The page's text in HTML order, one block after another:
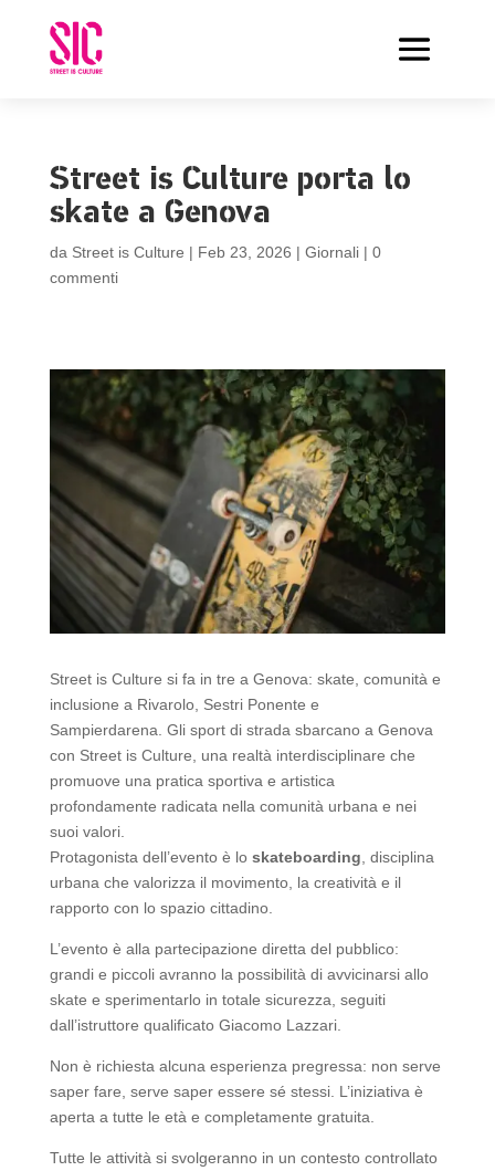
Street is Culture porta lo
skate a Genova
da Street is Culture | Feb 23, 2026 | Giornali| 0
commenti
Street is Culture si fa in tre a Genova: skate, comunità e
inclusione a Rivarolo, Sestri Ponente e
Sampierdarena. Gli sport di strada sbarcano a Genova
con Street is Culture, una realtà interdisciplinare che
promuove una pratica sportiva e artistica
profondamente radicata nella comunità urbana e nei
suoi valori.
Protagonista dell’evento è lo skateboarding , disciplina
urbana che valorizza il movimento, la creatività e il
rapporto con lo spazio cittadino.
L’evento è alla partecipazione diretta del pubblico:
grandi e piccoli avranno la possibilità di avvicinarsi allo
skate e sperimentarlo in totale sicurezza, seguiti
dall’istruttore qualificato Giacomo Lazzari.
Non è richiesta alcuna esperienza pregressa: non serve
saper fare, serve saper essere sé stessi. L’iniziativa è
aperta a tutte le età e completamente gratuita.
Tutte le attività si svolgeranno in un contesto controllato